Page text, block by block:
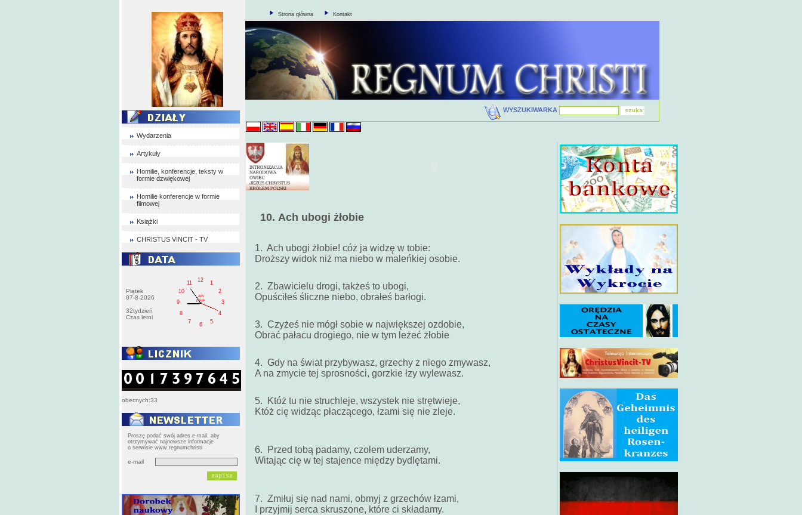
Wydarzenia
Artykuły
Homilie, konferencje, teksty w
formie dzwiękowej
Homilie konferencje w formie
filmowej
Książki
CHRISTUS VINCIT - TV
Piątek
07-8-2026
32tydzień
Czas letni
1
2
3
4
5
6
7
8
9
10
11
12
AM
pištek
obecnych:33
Proszę podać swój adres e-mail, aby
otrzymywać najnowsze informacje
o serwisie www.regnumchristi
e-mail
Strona główna Kontakt
WYSZUKIWARKA
10. Ach ubogi żłobie
1. Ach ubogi żłobie! cóż ja widzę w tobie:
Droższy widok niż ma niebo w maleńkiej osobie.
2. Zbawicielu drogi, takżeś to ubogi,
Opuściłeś śliczne niebo, obrałeś barłogi.
3. Czyżeś nie mógł sobie w największej ozdobie,
Obrać pałacu drogiego, nie w tym leżeć żłobie
4. Gdy na świat przybywasz, grzechy z niego zmywasz,
A na zmycie tej sprosności, gorzkie łzy wylewasz.
5. Któż tu nie struchleje, wszystek nie strętwieje,
Któż cię widząc płaczącego, łzami się nie zleje.
6. Przed tobą padamy, czołem uderzamy,
Witając cię w tej stajence między bydlętami.
7. Zmiłuj się nad nami, obmyj z grzechów łzami,
I przyjmij serca skruszone, które ci składamy.